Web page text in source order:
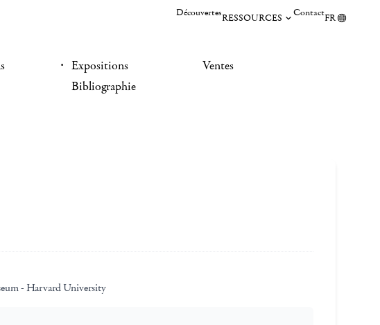
DécouvertesRESSOURCES ContactFR
Expositions
Bibliographie
Ventes
- Harvard University